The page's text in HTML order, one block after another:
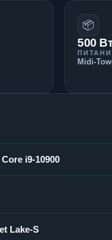
📦
500
Midi-
i9-10900
Lake-S